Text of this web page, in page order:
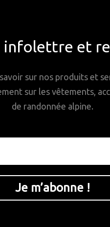
et
sur nos produits et
sur les vêtements,
de randonnée alpine.